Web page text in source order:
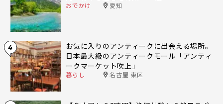
おでかけ 愛知
4
お気に入りのアンティークに出会える場所。
日本最大級のアンティークモール「アンティ
ークマーケット吹上」
暮らし 名古屋 東区